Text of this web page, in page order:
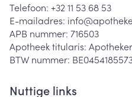
Telefoon: +32 11 53 68 53
E-mailadres: info@
APB nummer: 716503
Apotheek titularis:
BTW nummer:
Nuttige links